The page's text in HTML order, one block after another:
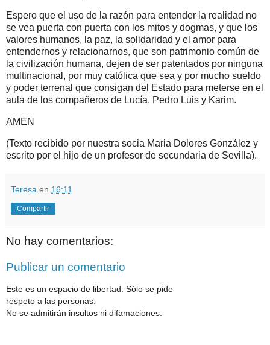
Espero que el uso de la razón para entender la realidad no
se vea puerta con puerta con los mitos y dogmas, y que los
valores humanos, la paz, la solidaridad y el amor para
entendernos y relacionarnos, que son patrimonio común de
la civilización humana, dejen de ser patentados por ninguna
multinacional, por muy católica que sea y por mucho sueldo
y poder terrenal que consigan del Estado para meterse en el
aula de los compañeros de Lucía, Pedro Luis y Karim.
AMEN
(Texto recibido por nuestra socia Maria Dolores González y
escrito por el hijo de un profesor de secundaria de Sevilla).
Teresa en 16:11
Compartir
No hay comentarios:
Publicar un comentario
Este es un espacio de libertad. Sólo se pide
respeto a las personas.
No se admitirán insultos ni difamaciones.